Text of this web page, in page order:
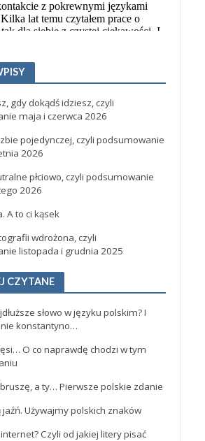
gdy dokądś idziesz, czyli
maja i czerwca 2026
pojedynczej, czyli podsumowanie
2026
płciowo, czyli podsumowanie
2026
A to ci kąsek
wdrożona, czyli
listopada i grudnia 2025
CZYTANE
słowo w języku polskim? I
konstantyno…
O co naprawdę chodzi w tym
a ty… Pierwsze polskie zdanie
jaźń. Używajmy polskich znaków
Czyli od jakiej litery pisać